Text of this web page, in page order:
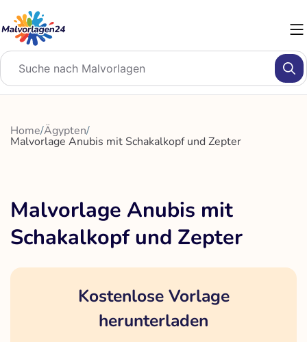
Inhalt
springen
Home/Ägypten/
Malvorlage Anubis mit Schakalkopf und Zepter
Malvorlage Anubis mit
Schakalkopf und Zepter
Kostenlose Vorlage
herunterladen